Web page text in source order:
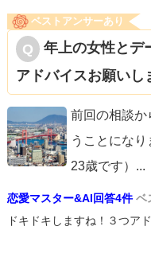
ベストアンサーあり
年上の女性とデ
アドバイスお願いし
前回の相談か
うことにな
23歳です） ...
恋愛マスター&AI回答4件 ベ
ドキドキしますね！３つア